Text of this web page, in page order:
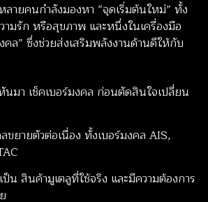
ลายคนกำลังมองหา “จุดเริ่มต้นใหม่” ทั้ง
ามรัก หรือสุขภาพ และหนึ่งในเครื่องมือ
ล” ซึ่งช่วยส่งเสริมพลังงานด้านดีให้กับ
มา เช็คเบอร์มงคล ก่อนตัดสินใจเปลี่ยน
ขยายตัวต่อเนื่อง ทั้งเบอร์มงคล AIS,
ป็น สินค้ามูเตลูที่ใช้จริง และมีความต้องการ